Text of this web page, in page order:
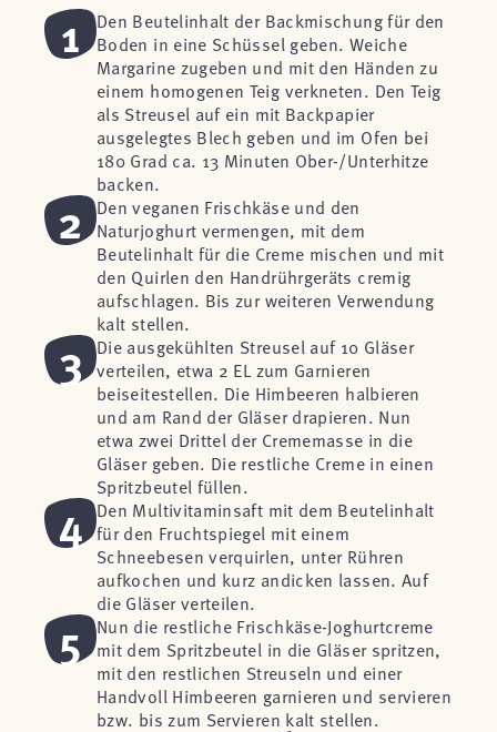
1
Den Beutelinhalt der Backmischung für den
Boden in eine Schüssel geben. Weiche
Margarine zugeben und mit den Händen zu
einem homogenen Teig verkneten. Den Teig
als Streusel auf ein mit Backpapier
ausgelegtes Blech geben und im Ofen bei
180 Grad ca. 13 Minuten Ober-/Unterhitze
backen.
2
Den veganen Frischkäse und den
Naturjoghurt vermengen, mit dem
Beutelinhalt für die Creme mischen und mit
den Quirlen den Handrührgeräts cremig
aufschlagen. Bis zur weiteren Verwendung
kalt stellen.
3
Die ausgekühlten Streusel auf 10 Gläser
verteilen, etwa 2 EL zum Garnieren
beiseitestellen. Die Himbeeren halbieren
und am Rand der Gläser drapieren. Nun
etwa zwei Drittel der Crememasse in die
Gläser geben. Die restliche Creme in einen
Spritzbeutel füllen.
4
Den Multivitaminsaft mit dem Beutelinhalt
für den Fruchtspiegel mit einem
Schneebesen verquirlen, unter Rühren
aufkochen und kurz andicken lassen. Auf
die Gläser verteilen.
5
Nun die restliche Frischkäse-Joghurtcreme
mit dem Spritzbeutel in die Gläser spritzen,
mit den restlichen Streuseln und einer
Handvoll Himbeeren garnieren und servieren
bzw. bis zum Servieren kalt stellen.